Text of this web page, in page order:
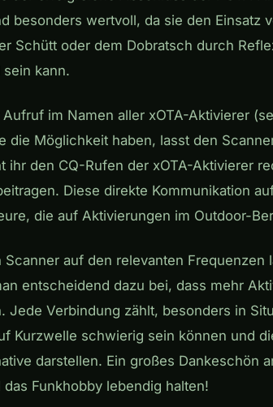
besonders wertvoll, da sie den Einsatz
Schütt oder dem Dobratsch durch
kann.
im Namen aller xOTA-Aktivierer
die Möglichkeit haben, lasst den
ihr den CQ-Rufen der xOTA-Aktivierer
Diese direkte Kommunikation
die auf Aktivierungen im Outdoor-
Scanner auf den relevanten Frequenzen
entscheidend dazu bei, dass mehr
Jede Verbindung zählt, besonders in
Kurzwelle schwierig sein können und
darstellen. Ein großes Dankeschön
Funkhobby lebendig halten!